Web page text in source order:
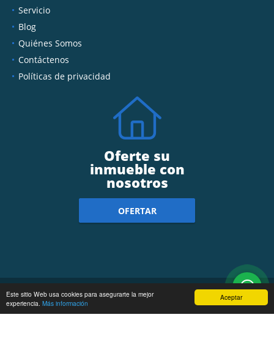
Aceptar
Este sitio Web usa cookies para asegurarte la mejor
experiencia. Más información
Servicio
Blog
Quiénes Somos
Contáctenos
Políticas de privacidad
Oferte su
inmueble con
nosotros
OFERTAR
Powered by: wasi.co
Ole Propiedades tu Asesor Inmobiliario